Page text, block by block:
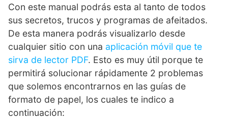
Con este manual podrás esta al tanto de todos
sus secretos, trucos y programas de afeitados.
De esta manera podrás visualizarlo desde
cualquier sitio con una aplicación móvil que te
sirva de lector PDF. Esto es muy útil porque te
permitirá solucionar rápidamente 2 problemas
que solemos encontrarnos en las guías de
formato de papel, los cuales te indico a
continuación: